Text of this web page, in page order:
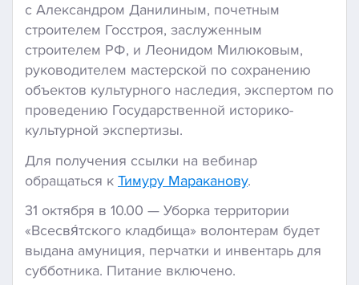
с Александром Данилиным, почетным
строителем Госстроя, заслуженным
строителем РФ, и Леонидом Милюковым,
руководителем мастерской по сохранению
объектов культурного наследия, экспертом по
проведению Государственной историко-
культурной экспертизы.
Для получения ссылки на вебинар
обращаться к Тимуру Мараканову.
31 октября в 10.00 — Уборка территории
«Всесвя́тского кладбища» волонтерам будет
выдана амуниция, перчатки и инвентарь для
субботника. Питание включено.